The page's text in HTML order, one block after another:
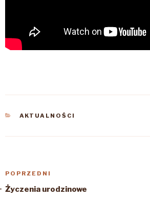
KATEGORIE
AKTUALNOŚCI
Nawigacja
wpisu
Poprzedni
wpis
POPRZEDNI
Życzenia urodzinowe